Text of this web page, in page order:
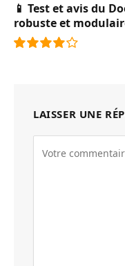
📱 Test et avis du
robuste et
LAISSER UNE